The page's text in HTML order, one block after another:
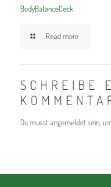
BodyBalanceCeck
Read more
SCHREIBE
Du musstangemeldetsein,